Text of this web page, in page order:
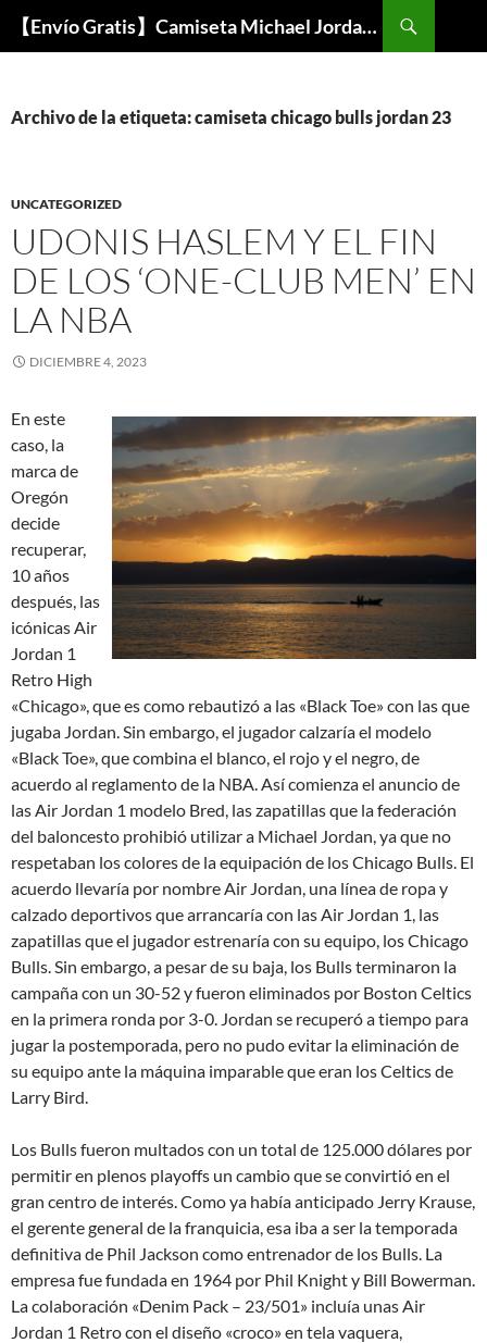
【Envío Gratis】Camiseta Michael Jordan NBA Barata
Buscar
Archivo de la etiqueta: camiseta chicago bulls jordan 23
UNCATEGORIZED
UDONIS HASLEM Y EL FIN
DE LOS ‘ONE-CLUB MEN’ EN
LA NBA
DICIEMBRE 4, 2023
En este
caso, la
marca de
Oregón
decide
recuperar,
10 años
después, las
icónicas Air
Jordan 1
Retro High
«Chicago», que es como rebautizó a las «Black Toe» con las que
jugaba Jordan. Sin embargo, el jugador calzaría el modelo
«Black Toe», que combina el blanco, el rojo y el negro, de
acuerdo al reglamento de la NBA. Así comienza el anuncio de
las Air Jordan 1 modelo Bred, las zapatillas que la federación
del baloncesto prohibió utilizar a Michael Jordan, ya que no
respetaban los colores de la equipación de los Chicago Bulls. El
acuerdo llevaría por nombre Air Jordan, una línea de ropa y
calzado deportivos que arrancaría con las Air Jordan 1, las
zapatillas que el jugador estrenaría con su equipo, los Chicago
Bulls. Sin embargo, a pesar de su baja, los Bulls terminaron la
campaña con un 30-52 y fueron eliminados por Boston Celtics
en la primera ronda por 3-0. Jordan se recuperó a tiempo para
jugar la postemporada, pero no pudo evitar la eliminación de
su equipo ante la máquina imparable que eran los Celtics de
Larry Bird.
Los Bulls fueron multados con un total de 125.000 dólares por
permitir en plenos playoffs un cambio que se convirtió en el
gran centro de interés. Como ya había anticipado Jerry Krause,
el gerente general de la franquicia, esa iba a ser la temporada
definitiva de Phil Jackson como entrenador de los Bulls. La
empresa fue fundada en 1964 por Phil Knight y Bill Bowerman.
La colaboración «Denim Pack – 23/501» incluía unas Air
Jordan 1 Retro con el diseño «croco» en tela vaquera,